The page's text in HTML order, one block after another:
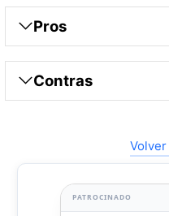
Pros
Contras
PATROCINADO